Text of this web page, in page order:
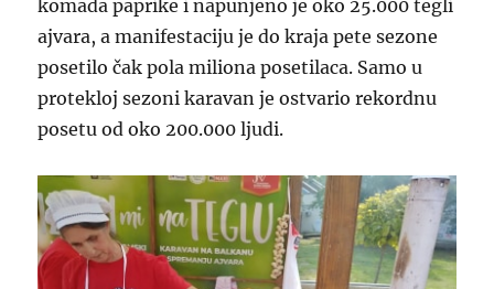
komada paprike i napunjeno je oko 25.000 tegli
ajvara, a manifestaciju je do kraja pete sezone
posetilo čak pola miliona posetilaca. Samo u
protekloj sezoni karavan je ostvario rekordnu
posetu od oko 200.000 ljudi.